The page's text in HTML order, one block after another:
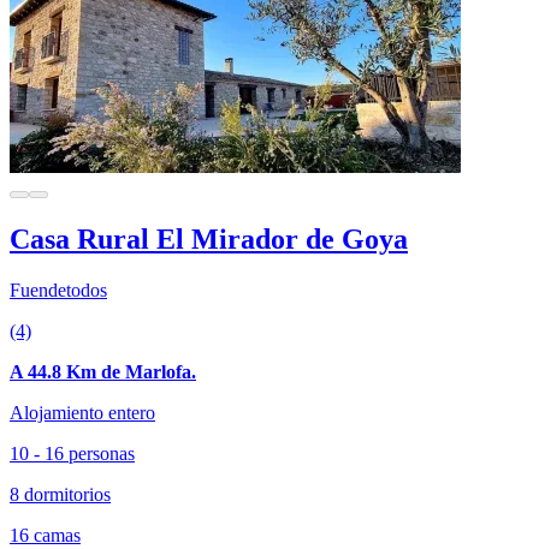
Casa Rural El Mirador de Goya
Fuendetodos
(4)
A 44.8 Km de Marlofa.
Alojamiento entero
10 - 16 personas
8 dormitorios
16 camas